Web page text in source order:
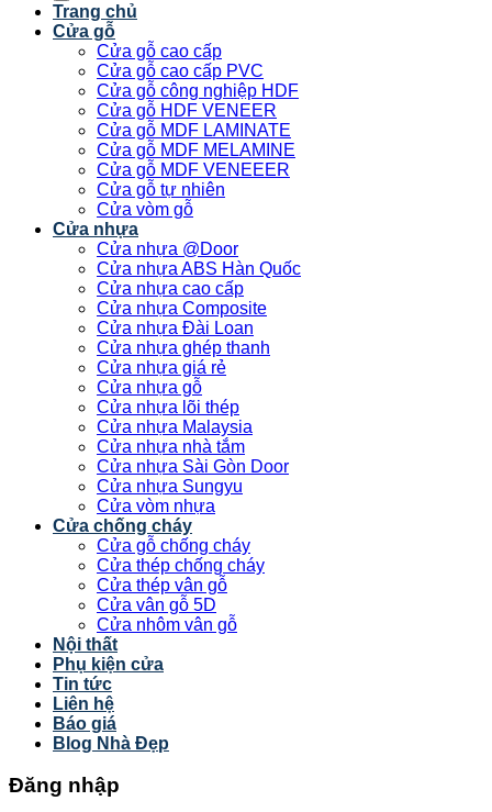
Trang chủ
Cửa gỗ
Cửa gỗ cao cấp
Cửa gỗ cao cấp PVC
Cửa gỗ công nghiệp HDF
Cửa gỗ HDF VENEER
Cửa gỗ MDF LAMINATE
Cửa gỗ MDF MELAMINE
Cửa gỗ MDF VENEEER
Cửa gỗ tự nhiên
Cửa vòm gỗ
Cửa nhựa
Cửa nhựa @Door
Cửa nhựa ABS Hàn Quốc
Cửa nhựa cao cấp
Cửa nhựa Composite
Cửa nhựa Đài Loan
Cửa nhựa ghép thanh
Cửa nhựa giá rẻ
Cửa nhựa gỗ
Cửa nhựa lõi thép
Cửa nhựa Malaysia
Cửa nhựa nhà tắm
Cửa nhựa Sài Gòn Door
Cửa nhựa Sungyu
Cửa vòm nhựa
Cửa chống cháy
Cửa gỗ chống cháy
Cửa thép chống cháy
Cửa thép vân gỗ
Cửa vân gỗ 5D
Cửa nhôm vân gỗ
Nội thất
Phụ kiện cửa
Tin tức
Liên hệ
Báo giá
Blog Nhà Đẹp
Đăng nhập